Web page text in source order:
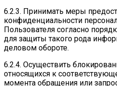
6.2.3. Принимать меры
конфиденциальности
Пользователя согласно
для защиты такого рода
деловом обороте.
6.2.4. Осуществить
относящихся к
момента обращения или